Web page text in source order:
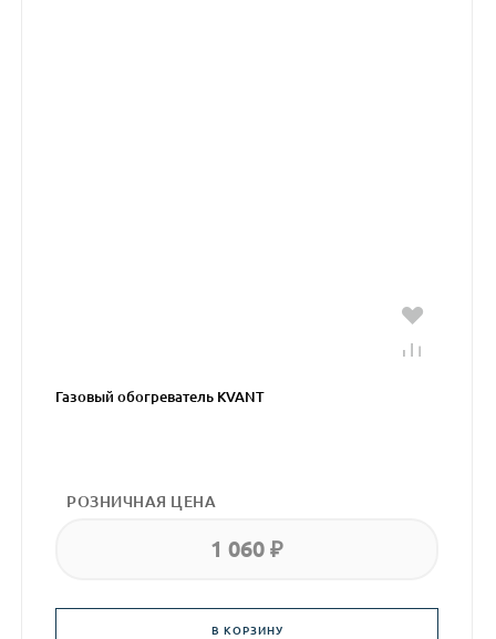
Газовый обогреватель KVANT
РОЗНИЧНАЯ ЦЕНА
1 060 ₽
В КОРЗИНУ